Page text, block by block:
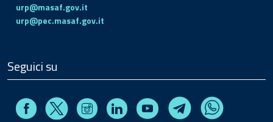
urp@masaf.gov.it
urp@pec.masaf.gov.it
Seguici su
FacebookX InstagramLinkedin Youtube TelegramWhatsapp